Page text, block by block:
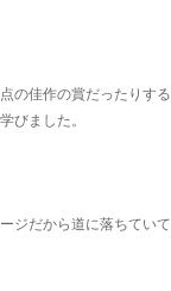
の佳作の賞だったりす
びました。
ジだから道に落ちてい